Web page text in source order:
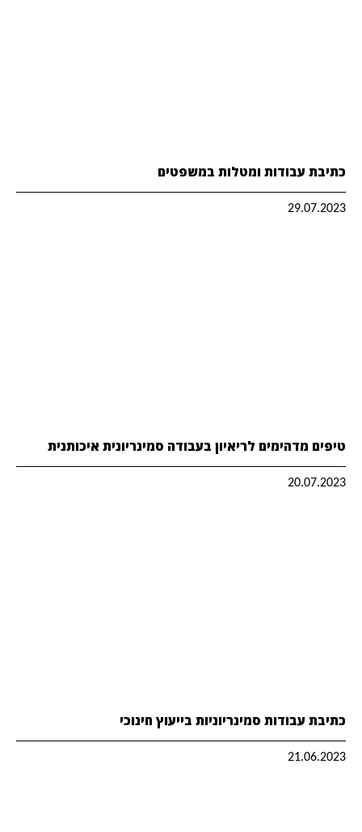
כתיבת עבודות ומטלות במשפטים
29.07.2023
טיפים מדהימים לריאיון בעבודה סמינריונית איכותנית
20.07.2023
כתיבת עבודות סמינריוניות בייעוץ חינוכי
21.06.2023